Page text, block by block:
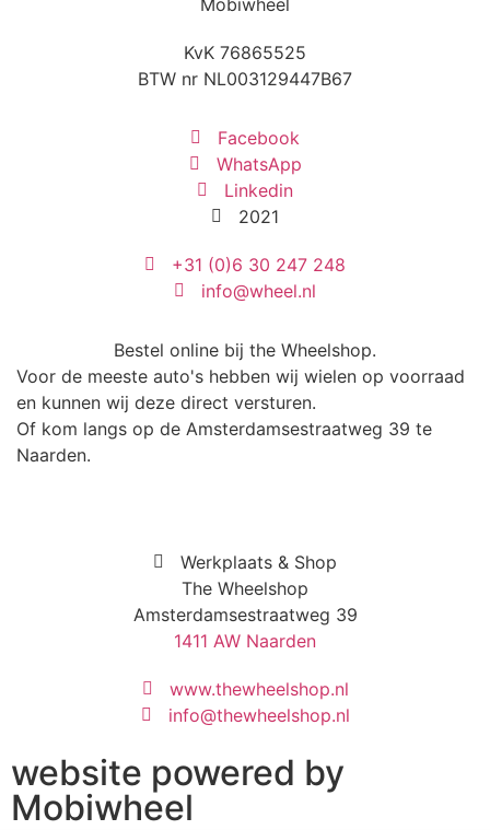
KvK 76865525
BTW nr NL003129447B67
Facebook
WhatsApp
Linkedin
2021
+31 (0)6 30 247 248
info@wheel.nl
Bestel online bij the Wheelshop.
Voor de meeste auto's hebben wij wielen op voorraad
en kunnen wij deze direct versturen.
Of kom langs op de Amsterdamsestraatweg 39 te
Naarden.
Werkplaats & Shop
The Wheelshop
Amsterdamsestraatweg 39
1411 AW Naarden
www.thewheelshop.nl
info@thewheelshop.nl
website powered by
Mobiwheel